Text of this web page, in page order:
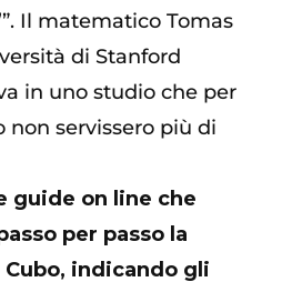
”. Il matematico Tomas
di Stanford
in uno studio che per
non servissero più di
guide on line che
per passo la
indicando gli